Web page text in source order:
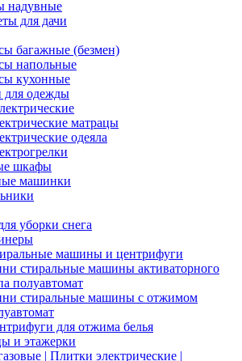
надувные
для дачи
багажные (безмен)
напольные
кухонные
для одежды
матрацы
одеяла
шкафы
машинки
уборки снега
машины и центрифуги
стиральные машины активаторного
полуавтомат
стиральные машины с отжимом
для отжима белья
и этажерки
| Плитки электрические |